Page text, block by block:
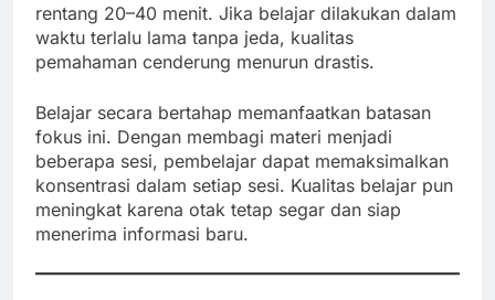
rentang 20–40 menit. Jika belajar dilakukan dalam
waktu terlalu lama tanpa jeda, kualitas
pemahaman cenderung menurun drastis.
Belajar secara bertahap memanfaatkan batasan
fokus ini. Dengan membagi materi menjadi
beberapa sesi, pembelajar dapat memaksimalkan
konsentrasi dalam setiap sesi. Kualitas belajar pun
meningkat karena otak tetap segar dan siap
menerima informasi baru.